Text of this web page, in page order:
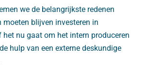
we de belangrijkste redenen
moeten blijven investeren in
het nu gaat om het intern produceren
hulp van een externe deskundige